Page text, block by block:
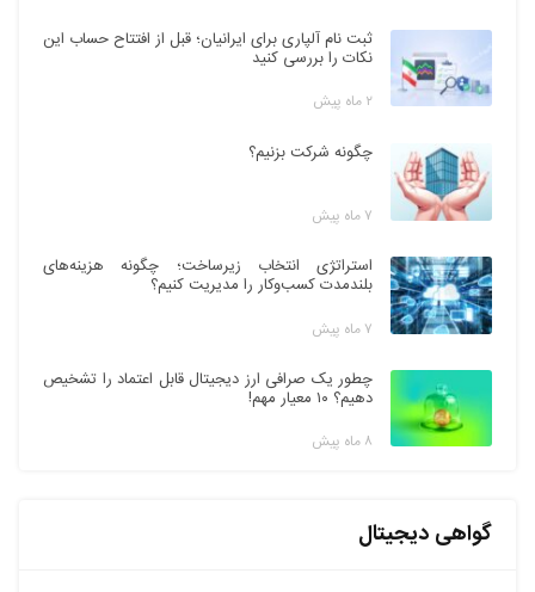
ثبت نام آلپاری برای ایرانیان؛ قبل از افتتاح حساب این
نکات را بررسی کنید
۲ ماه پیش
چگونه شرکت بزنیم؟
۷ ماه پیش
استراتژی انتخاب زیرساخت؛ چگونه هزینه‌های
بلندمدت کسب‌وکار را مدیریت کنیم؟
۷ ماه پیش
چطور یک صرافی ارز دیجیتال قابل اعتماد را تشخیص
دهیم؟ ۱۰ معیار مهم!
۸ ماه پیش
گواهی دیجیتال